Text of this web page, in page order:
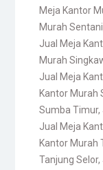
Meja Kantor
Murah Sentani
Jual Meja
Murah
Jual Meja
Kantor Murah
Sumba Timur,
Jual Meja
Kantor Murah
Tanjung Selor,